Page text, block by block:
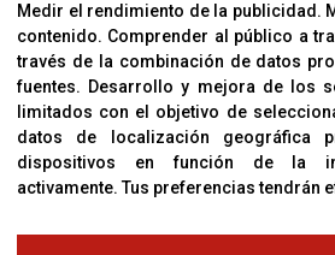
OFICINAS
C/ Coneixement 5, 08850
CONTACTO
T. (+34) 93 638 38 60
Email: corver@corver.es
Medir el rendimiento de la publicidad .
contenido. Comprender al público a
través de la combinación de datos
fuentes. Desarrollo y mejora de los
limitados con el objetivo de
datos de localización geográfica
dispositivos en función de la
activamente.Tus preferencias tendrán